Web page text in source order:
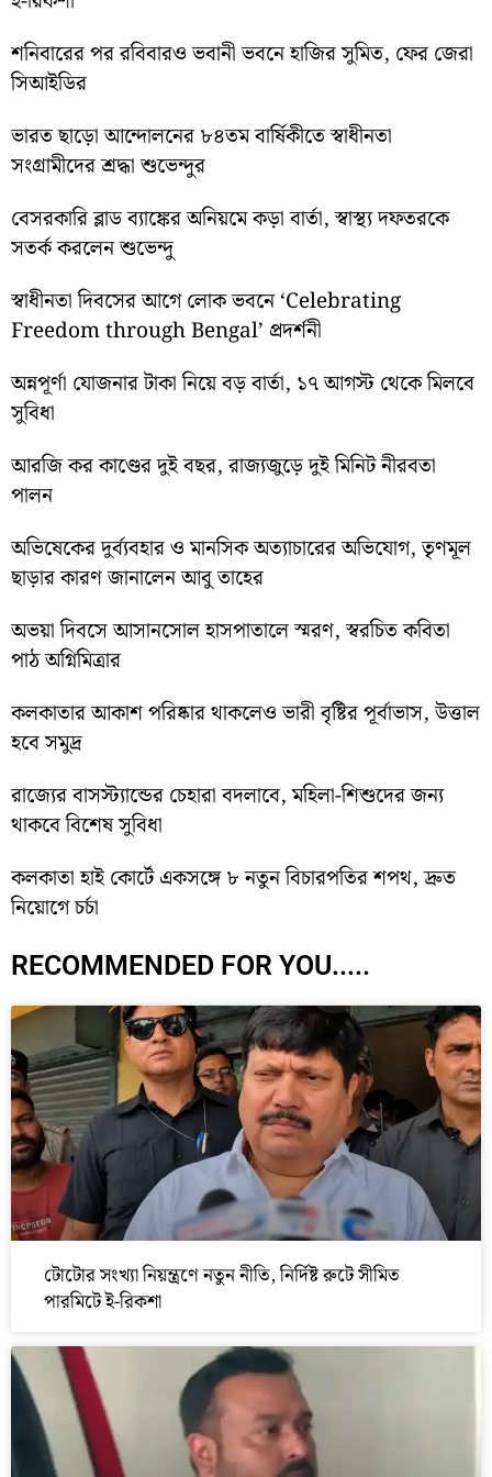
শনিবারের পর রবিবারও ভবানী ভবনে হাজির সুমিত, ফের জেরা
সিআইডির
ভারত ছাড়ো আন্দোলনের ৮৪তম বার্ষিকীতে স্বাধীনতা
সংগ্রামীদের শ্রদ্ধা শুভেন্দুর
বেসরকারি ব্লাড ব্যাঙ্কের অনিয়মে কড়া বার্তা, স্বাস্থ্য দফতরকে
সতর্ক করলেন শুভেন্দু
স্বাধীনতা দিবসের আগে লোক ভবনে ‘Celebrating
Freedom through Bengal’ প্রদর্শনী
অন্নপূর্ণা যোজনার টাকা নিয়ে বড় বার্তা, ১৭ আগস্ট থেকে মিলবে
সুবিধা
আরজি কর কাণ্ডের দুই বছর, রাজ্যজুড়ে দুই মিনিট নীরবতা
পালন
অভিষেকের দুর্ব্যবহার ও মানসিক অত্যাচারের অভিযোগ, তৃণমূল
ছাড়ার কারণ জানালেন আবু তাহের
অভয়া দিবসে আসানসোল হাসপাতালে স্মরণ, স্বরচিত কবিতা
পাঠ অগ্নিমিত্রার
কলকাতার আকাশ পরিষ্কার থাকলেও ভারী বৃষ্টির পূর্বাভাস, উত্তাল
হবে সমুদ্র
রাজ্যের বাসস্ট্যান্ডের চেহারা বদলাবে, মহিলা-শিশুদের জন্য
থাকবে বিশেষ সুবিধা
কলকাতা হাই কোর্টে একসঙ্গে ৮ নতুন বিচারপতির শপথ, দ্রুত
নিয়োগে চর্চা
RECOMMENDED FOR YOU.....
টোটোর সংখ্যা নিয়ন্ত্রণে নতুন নীতি, নির্দিষ্ট রুটে সীমিত
পারমিটে ই-রিকশা